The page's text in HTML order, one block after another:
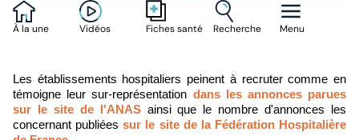
Les établissements hospitaliers peinent à recruter comme en
témoigne leur sur-représentation dans les annonces parues
sur le site de l'ANASainsi que le nombre d'annonces les
concernant publiéessur le site de la Fédération Hospitalière